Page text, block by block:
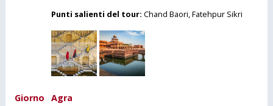
Punti salienti del tour: Chand Baori, Fatehpur Sikri
Giorno
Agra